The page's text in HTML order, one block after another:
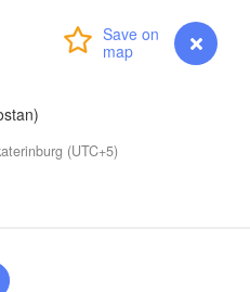
myVentusky Forecast
(UTC+5)